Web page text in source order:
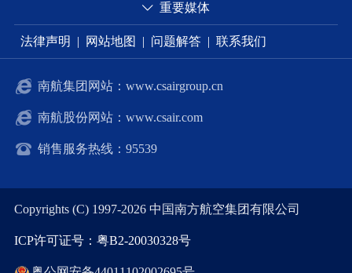
重要媒体
法律声明 | 网站地图 | 问题解答 | 联系我们
南航集团网站：www.csairgroup.cn
南航股份网站：www.csair.com
销售服务热线：95539
Copyrights (C) 1997-2026 中国南方航空集团有限公司
ICP许可证号：粤B2-20030328号